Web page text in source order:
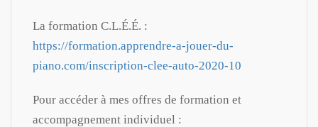
La formation C.L.É.É. :
https://formation.apprendre-a-jouer-du-
piano.com/inscription-clee-auto-2020-10
Pour accéder à mes offres de formation et
accompagnement individuel :